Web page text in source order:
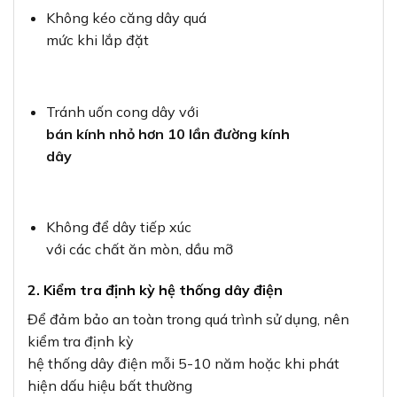
Không kéo căng dây quá
mức khi lắp đặt
Tránh uốn cong dây với
bán kính nhỏ hơn 10 lần đường kính
dây
Không để dây tiếp xúc
với các chất ăn mòn, dầu mỡ
2. Kiểm tra định kỳ hệ thống dây điện
Để đảm bảo an toàn trong quá trình sử dụng, nên
kiểm tra định kỳ
hệ thống dây điện mỗi 5-10 năm hoặc khi phát
hiện dấu hiệu bất thường